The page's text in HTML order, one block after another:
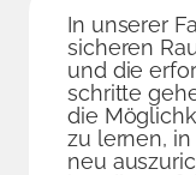
In unserer
sicheren
und die
schritte
die
zu lernen,
neu